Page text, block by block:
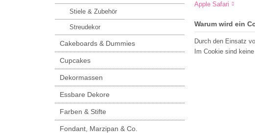
Apple Safari
Warum wird ein
Durch den Einsatz
Im Cookie sind
Stiele & Zubehör
Streudekor
Cakeboards & Dummies
Cupcakes
Dekormassen
Essbare Dekore
Farben & Stifte
Fondant, Marzipan & Co.